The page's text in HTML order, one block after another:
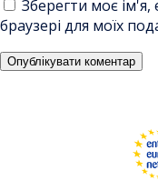
Зберегти моє
браузері для моїх